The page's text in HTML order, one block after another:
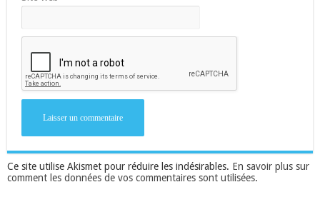
Ce site utilise Akismet pour réduire les indésirables. En savoir plus sur
comment les données de vos commentaires sont utilisées.